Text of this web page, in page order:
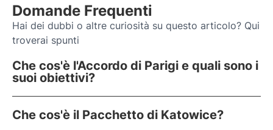
Domande Frequenti
Hai dei dubbi o altre curiosità su questo articolo? Qui
troverai spunti
Che cos'è l'Accordo di Parigi e quali sono i
suoi obiettivi?
Che cos'è il Pacchetto di Katowice?